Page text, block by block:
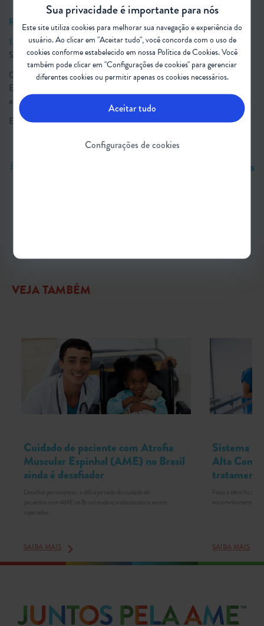
Sua privacidade é importante para nós
Este site utiliza cookies para melhorar sua navegação e experiência do
usuário. Ao clicar em "Aceitar tudo", você concorda com o uso de
cookies conforme estabelecido em nossa Política de Cookies. Você
também pode clicar em "Configurações de cookies" para gerenciar
diferentes cookies ou permitir apenas os cookies necessários.
Aceitar tudo
Configurações de cookies
Referências Bibliográficas:
1.
Mendes EV. Atenção Primária à Saúde no SUS. Fortaleza: Escola de
Saúde Pública do Ceará; 2002.
O conteúdo foi inspirado no Guia de Discussão sobre Atrofia Muscular
Espinhal (AME) no Brasil: Trabalhando hoje para mudar o
amanhã.
Clique para baixar o Guia gratuitamente e disponível na íntegra.
Em dúvida sobre algum termo desta matéria?Confira o glossário.
#AtrofiaMuscularEspinhal #AME #Cuidados
VEJA TAMBÉM
Cuidado de paciente com Atrofia
Muscular Espinhal (AME) no Brasil
ainda é desafiador
Desafios persistentes: a difícil jornada do cuidado de
pacientes com AME no Brasil evidencia obstáculos a serem
superados.
SAIBA MAIS
Sistema
Alta
Feita a identificação
encaminhamento
SAIBA MAIS